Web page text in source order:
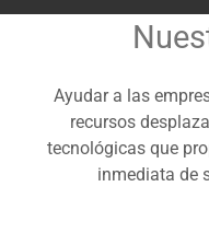
Ayudar a las
recursos
tecnológicas que
inmediata de